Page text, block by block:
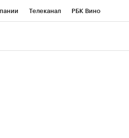
Телеканал РБК Вино